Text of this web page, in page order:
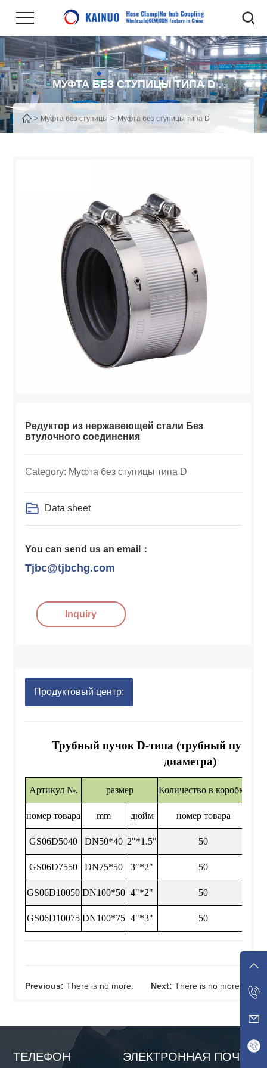
МУФТА БЕЗ СТУПИЦЫ ТИПА D
> Муфта без ступицы > Муфта без ступицы типа D
Редуктор из нержавеющей стали Без
втулочного соединения
Category: Муфта без ступицы типа D
Data sheet
You can send us an email：
Tjbc@tjbchg.com
Inquiry
Продуктовый центр:
Трубный пучок D-типа (трубный пучок
диаметра)
Артикул №. размер Количество в коробке
номер товара mm дюйм номер товара
GS06D5040 DN50*40 2"*1.5" 50
GS06D7550 DN75*50 3"*2" 50
GS06D10050 DN100*50 4"*2" 50
GS06D10075 DN100*75 4"*3" 50
Previous:There is no more. Next: There is no more.
ТЕЛЕФОН ЭЛЕКТРОННАЯ ПОЧТА